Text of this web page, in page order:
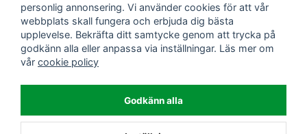
Följ oss
Facebook
Instagram
Handla enkelt
Enkla leveranser
personlig annonsering. Vi använder cookies för att vår
webbplats skall fungera och erbjuda dig bästa
upplevelse. Bekräfta ditt samtycke genom att trycka på
godkänn alla eller anpassa via inställningar. Läs mer om
vår cookie policy
Godkänn alla